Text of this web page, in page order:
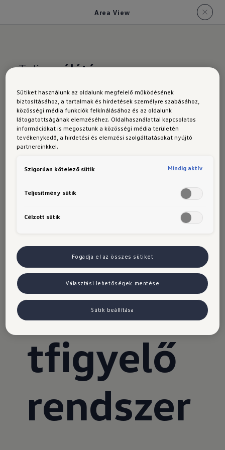
Area View
Teljesrálátás
Az új Golf
Variant:
"Area
View"
környeze
tfigyelő
rendszer
Sütiket használunk az oldalunk megfelelő működésének
biztosításához, a tartalmak és hirdetések személyre szabásához,
közösségi média funkciók felkínálásához és az oldalunk
látogatottságának elemzéséhez. Oldalhasználattal kapcsolatos
információkat is megosztunk a közösségi média területén
tevékenykedő, a hirdetési és elemzési szolgáltatásokat nyújtó
partnereinkkel.
Szigorúan kötelező sütik Mindig aktív
Teljesítmény sütik
Célzott sütik
Fogadja el az összes sütiket
Választási lehetőségek mentése
Sütik beállítása